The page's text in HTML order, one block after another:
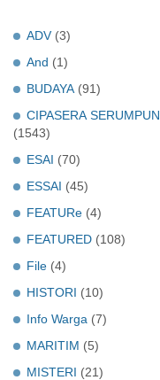
ADV (3)
And (1)
BUDAYA (91)
CIPASERA SERUMPUN
(1543)
ESAI (70)
ESSAI (45)
FEATURe (4)
FEATURED (108)
File (4)
HISTORI (10)
Info Warga (7)
MARITIM (5)
MISTERI (21)